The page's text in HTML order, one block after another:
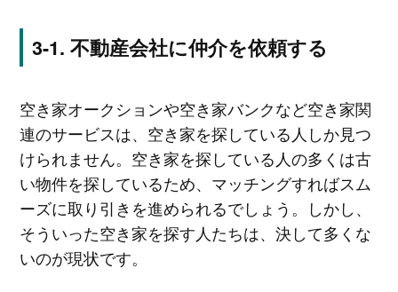
不動産会社に仲介を依頼する
空き家オークションや空き家バンクなど空き家関
連のサービスは、空き家を探している人しか見つ
けられません。空き家を探している人の多くは古
い物件を探しているため、マッチングすればスム
ーズに取り引きを進められるでしょう。しかし、
そういった空き家を探す人たちは、決して多くな
いのが現状です。